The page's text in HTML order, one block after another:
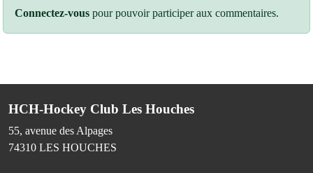
Connectez-vous pour pouvoir participer aux commentaires.
HCH-Hockey Club Les Houches
55, avenue des Alpages
74310 LES HOUCHES